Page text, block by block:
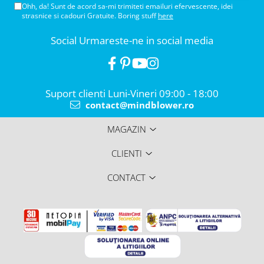
Ohh, da! Sunt de acord sa-mi trimiteti emailuri efervescente, idei
strasnice si cadouri Gratuite. Boring stuffhere
Social Urmareste-ne in social media
Suport clienti Luni-Vineri 09:00 - 18:00
contact@mindblower.ro
MAGAZIN
CLIENTI
CONTACT